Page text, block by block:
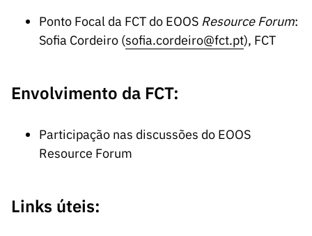
Ponto Focal da FCT do EOOS Resource Forum:
Sofia Cordeiro (sofia.cordeiro@fct.pt), FCT
Envolvimento da FCT:
Participação nas discussões do EOOS
Resource Forum
Links úteis: